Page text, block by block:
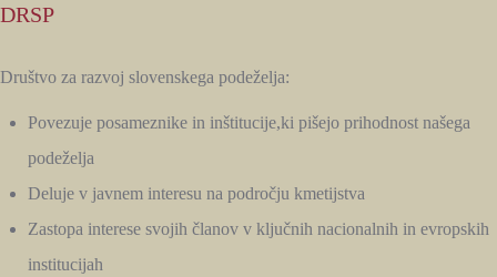
DRSP
Društvo za razvoj slovenskega podeželja:
Povezuje posameznike in inštitucije,ki pišejo prihodnost našega
podeželja
Deluje v javnem interesu na področju kmetijstva
Zastopa interese svojih članov v ključnih nacionalnih in evropskih
institucijah